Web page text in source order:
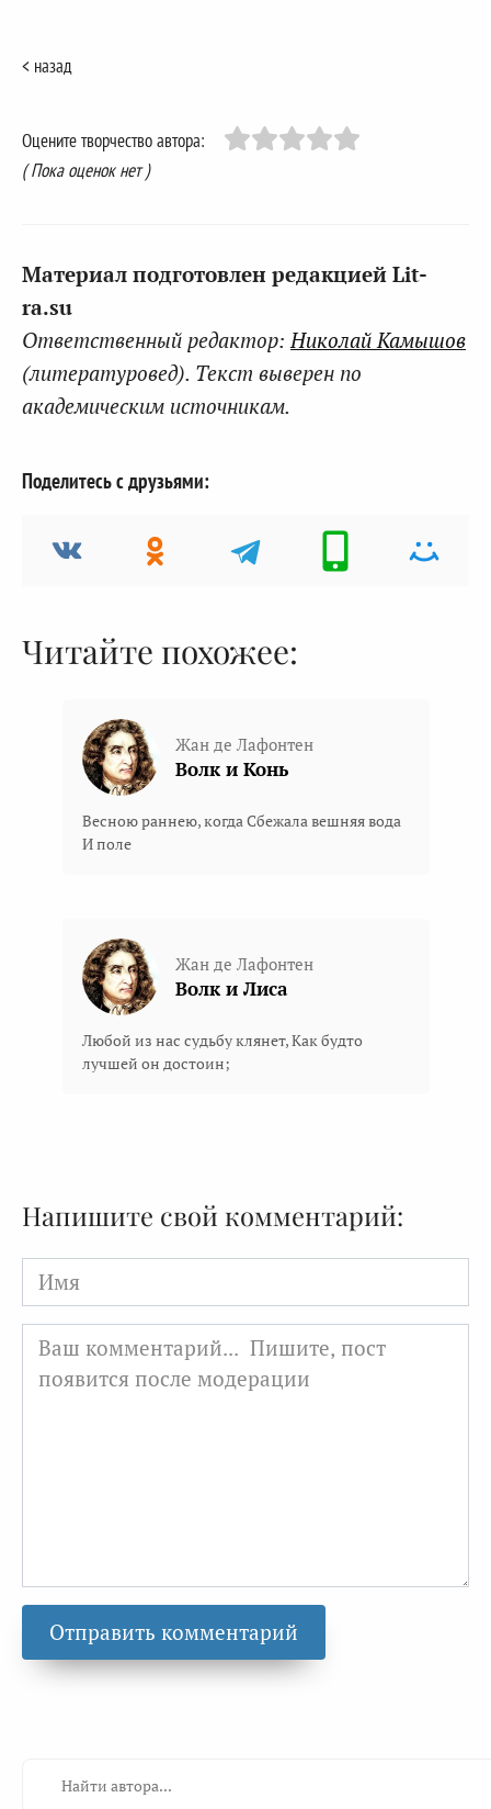
< назад
Оцените творчество автора:
( Пока оценок нет )
Материал подготовлен редакцией Lit-
ra.su
Ответственный редактор: Николай Камышов
(литературовед). Текст выверен по
академическим источникам.
Поделитесь с друзьями:
Читайте похожее:
Жан де Лафонтен
Волк и Конь
Весною раннею, когда Сбежала вешняя вода
И поле
Жан де Лафонтен
Волк и Лиса
Любой из нас судьбу клянет, Как будто
лучшей он достоин;
Напишите свой комментарий:
Имя